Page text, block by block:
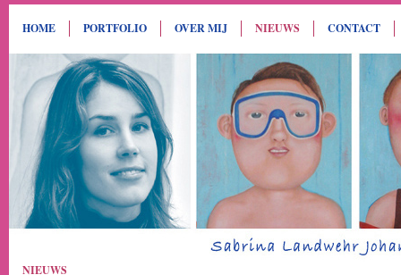
HOME PORTFOLIO OVER MIJ NIEUWS CONTACT
NIEUWS